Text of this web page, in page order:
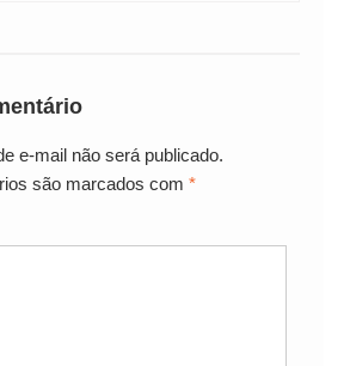
e-mail não será publicado.
são marcados com *